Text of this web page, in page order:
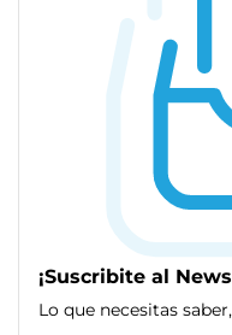
¡Suscribite al
Lo que necesitas